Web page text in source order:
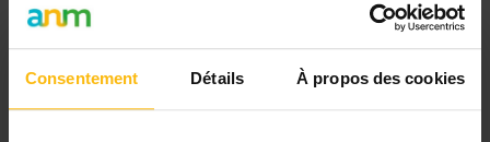
Consentement Détails À propos des cookies